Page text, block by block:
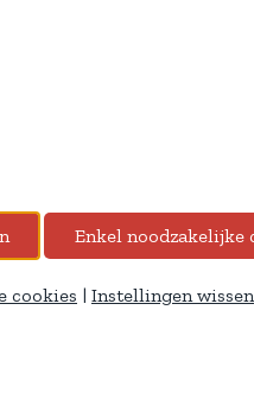
cookies | Instellingen wissen